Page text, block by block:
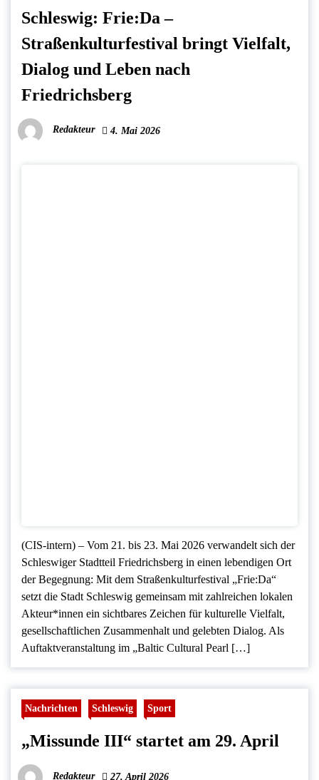
Schleswig: Frie:Da –
Straßenkulturfestival bringt Vielfalt,
Dialog und Leben nach
Friedrichsberg
Redakteur 4. Mai 2026
(CIS-intern) – Vom 21. bis 23. Mai 2026 verwandelt sich der
Schleswiger Stadtteil Friedrichsberg in einen lebendigen Ort
der Begegnung: Mit dem Straßenkulturfestival „Frie:Da“
setzt die Stadt Schleswig gemeinsam mit zahlreichen lokalen
Akteur*innen ein sichtbares Zeichen für kulturelle Vielfalt,
gesellschaftlichen Zusammenhalt und gelebten Dialog. Als
Auftaktveranstaltung im „Baltic Cultural Pearl […]
Nachrichten Schleswig Sport
„Missunde III“ startet am 29. April
Redakteur 27. April 2026